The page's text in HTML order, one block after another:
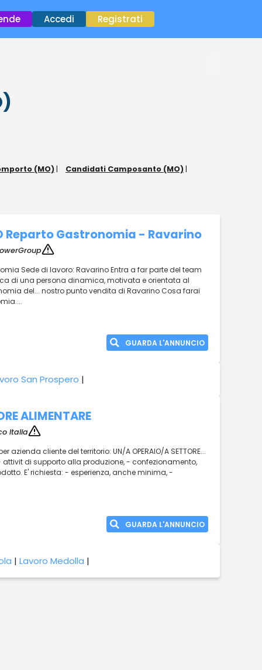
Accedi Registrati
(MO) | Candidati Camposanto (MO) |
Reparto Gastronomia - Ravarino
Sede di lavoro: Ravarino Entra a far parte del team
di una persona dinamica, motivata e orientata al
del... nostro punto vendita di Ravarino Cosa farai
GUARDA L'ANNUNCIO
San Prospero |
ALIMENTARE
Italia
cliente del territorio: UN/A OPERAIO/A SETTORE...
- attivit di supporto alla produzione, - confezionamento,
E' richiesta: - esperienza, anche minima, -
GUARDA L'ANNUNCIO
| Lavoro Medolla |